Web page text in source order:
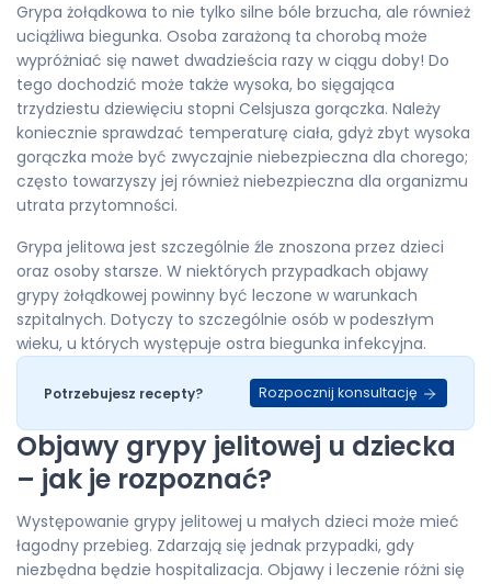
Grypa żołądkowa to nie tylko silne bóle brzucha, ale również
uciążliwa biegunka. Osoba zarażoną ta chorobą może
wypróżniać się nawet dwadzieścia razy w ciągu doby! Do
tego dochodzić może także wysoka, bo sięgająca
trzydziestu dziewięciu stopni Celsjusza gorączka. Należy
koniecznie sprawdzać temperaturę ciała, gdyż zbyt wysoka
gorączka może być zwyczajnie niebezpieczna dla chorego;
często towarzyszy jej również niebezpieczna dla organizmu
utrata przytomności.
Grypa jelitowa jest szczególnie źle znoszona przez dzieci
oraz osoby starsze. W niektórych przypadkach objawy
grypy żołądkowej powinny być leczone w warunkach
szpitalnych. Dotyczy to szczególnie osób w podeszłym
wieku, u których występuje ostra biegunka infekcyjna.
Potrzebujesz recepty? Rozpocznij konsultację
Objawy grypy jelitowej u dziecka
– jak je rozpoznać?
Występowanie grypy jelitowej u małych dzieci może mieć
łagodny przebieg. Zdarzają się jednak przypadki, gdy
niezbędna będzie hospitalizacja. Objawy i leczenie różni się